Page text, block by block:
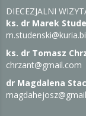
DIECEZJALNI
ks. dr Marek
ks. dr Tomasz
chrzant@gmail.com
dr Magdalena